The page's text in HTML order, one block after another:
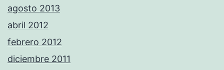
agosto 2013
abril 2012
febrero 2012
diciembre 2011